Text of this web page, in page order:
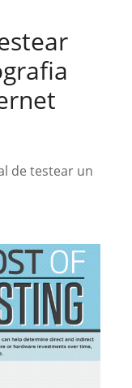
de testear un